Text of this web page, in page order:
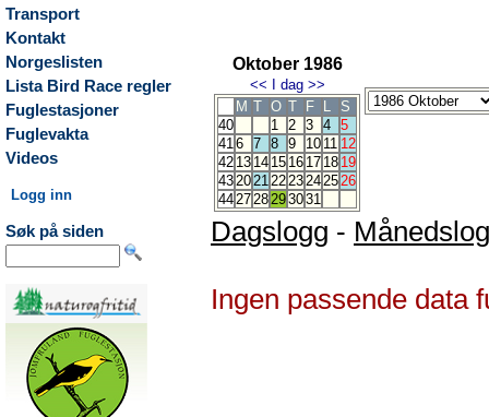
Transport
Kontakt
Norgeslisten
Lista Bird Race regler
Fuglestasjoner
Fuglevakta
Videos
Logg inn
Søk på siden
Oktober 1986
<< I dag >>
M T O T F L
S
40
1 2 3 4 5
416 7 8 9 10 11 12
42 13 14 15 16 17 18 19
4320212223242526
442728293031
Dagslogg -
Ingen passende data